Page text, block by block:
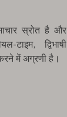
स्रोत है और
टाइम, द्विभाषी
में अग्रणी है।